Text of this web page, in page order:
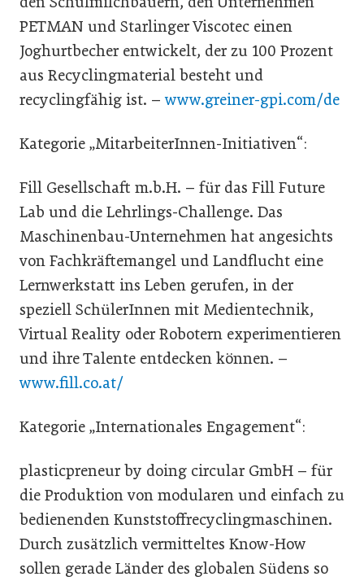
PETMAN und Starlinger Viscotec einen
Joghurtbecher entwickelt, der zu 100 Prozent
aus Recyclingmaterial besteht und
recyclingfähig ist. –www.greiner-gpi.com/de
Kategorie „MitarbeiterInnen-Initiativen“:
Fill Gesellschaft m.b.H. – für das Fill Future
Lab und die Lehrlings-Challenge. Das
Maschinenbau-Unternehmen hat angesichts
von Fachkräftemangel und Landflucht eine
Lernwerkstatt ins Leben gerufen, in der
speziell SchülerInnen mit Medientechnik,
Virtual Reality oder Robotern experimentieren
und ihre Talente entdecken können. –
www.fill.co.at/
Kategorie „Internationales Engagement“:
plasticpreneur by doing circular GmbH – für
die Produktion von modularen und einfach zu
bedienenden Kunststoffrecyclingmaschinen.
Durch zusätzlich vermitteltes Know-How
sollen gerade Länder des globalen Südens so